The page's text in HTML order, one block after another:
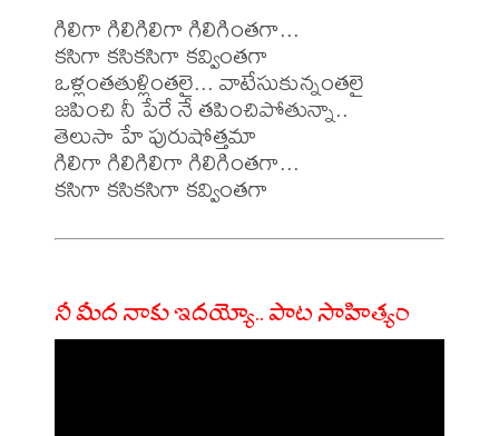
గిలిగా గిలిగిలిగా గిలిగింతగా...
కసిగా కసికసిగా కవ్వింతగా
ఒళ్లంతతుళ్లింతలై... వాటేసుకున్నంతలై
జపించి నీ పేరే నే తపించిపోతున్నా..
తెలుసా హే పురుషోత్తమా
గిలిగా గిలిగిలిగా గిలిగింతగా...
నీ మీద నాకు ఇదయ్యో.. పాట సాహిత్యం